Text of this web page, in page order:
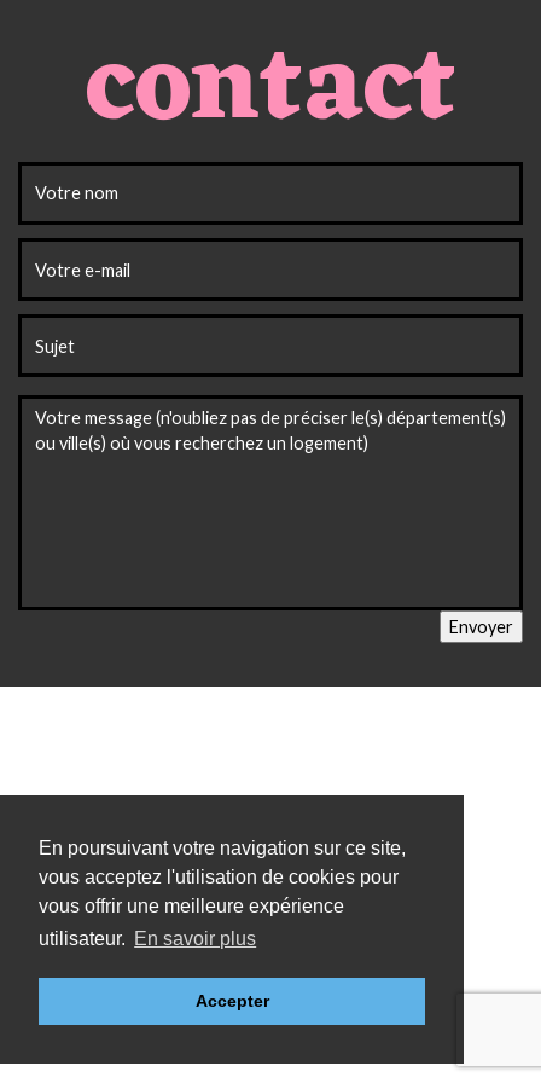
En poursuivant votre navigation sur ce site,
vous acceptez l'utilisation de cookies pour
vous offrir une meilleure expérience
utilisateur. En savoir plus
Accepter
contact